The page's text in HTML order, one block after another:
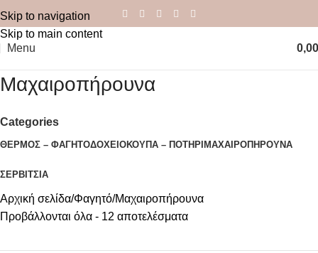
Skip to navigation
Skip to main content
Menu
0,00
Μαχαιροπήρουνα
Categories
ΘΕΡΜΌΣ – ΦΑΓΗΤΟΔΟΧΕΊΟΚΟΎΠΑ – ΠΟΤΉΡΙ ΜΑΧΑΙΡΟΠΉΡΟΥΝΑ
ΣΕΡΒΊΤΣΙΑ
Αρχική σελίδα Φαγητό Μαχαιροπήρουνα
Προβάλλονται όλα - 12 αποτελέσματα